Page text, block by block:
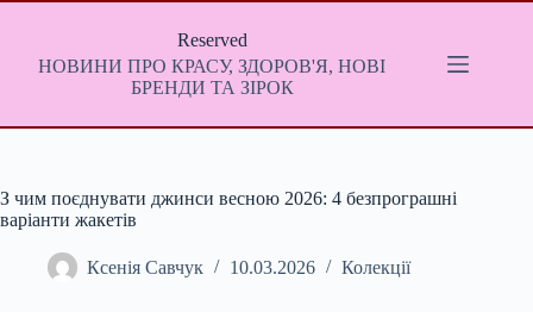
Перейти
Reserved
НОВИНИ ПРО КРАСУ, ЗДОРОВ'Я, НОВІ
БРЕНДИ ТА ЗІРОК
З чим поєднувати джинси весною 2026: 4 безпрограшні
варіанти жакетів
Ксенія Савчук 10.03.2026 Колекції